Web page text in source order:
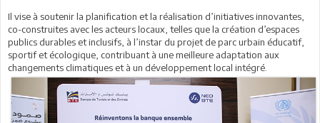
Il vise à soutenir la planification et la réalisation d’initiatives innovantes,
co-construites avec les acteurs locaux, telles que la création d’espaces
publics durables et inclusifs, à l’instar du projet de parc urbain éducatif,
sportif et écologique, contribuant à une meilleure adaptation aux
changements climatiques et à un développement local intégré.